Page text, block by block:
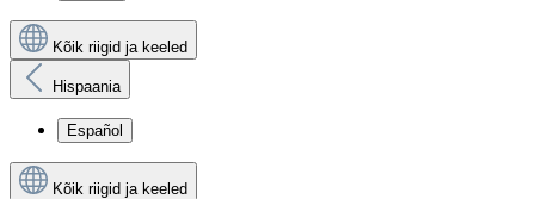
Kõik riigid ja keeled
Hispaania
Español
Kõik riigid ja keeled